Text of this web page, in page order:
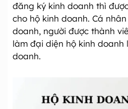
đăng ký kinh doanh thì
cho hộ kinh doanh. Cá
doanh, người được thành
làm đại diện hộ kinh doanh
doanh.